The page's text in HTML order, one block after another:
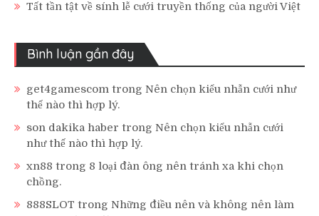
Tất tần tật về sính lễ cưới truyền thống của người Việt
Bình luận gần đây
get4gamescom trong Nên chọn kiểu nhẫn cưới như
thế nào thì hợp lý.
son dakika haber trong Nên chọn kiểu nhẫn cưới
như thế nào thì hợp lý.
xn88 trong 8 loại đàn ông nên tránh xa khi chọn
chồng.
888SLOT trong Những điều nên và không nên làm